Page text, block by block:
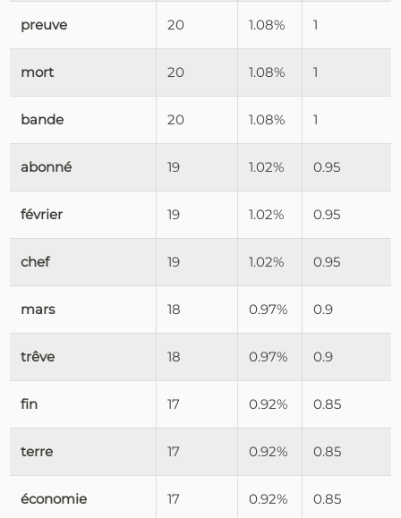
preuve 20 1.08% 1
mort 20 1.08% 1
bande 20 1.08% 1
abonné 19 1.02% 0.95
février 19 1.02% 0.95
chef 19 1.02% 0.95
mars 18 0.97% 0.9
trêve 18 0.97% 0.9
fin 17 0.92% 0.85
terre 17 0.92% 0.85
économie 17 0.92% 0.85